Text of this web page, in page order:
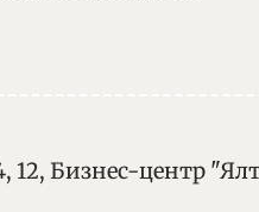
12, Бизнес-центр